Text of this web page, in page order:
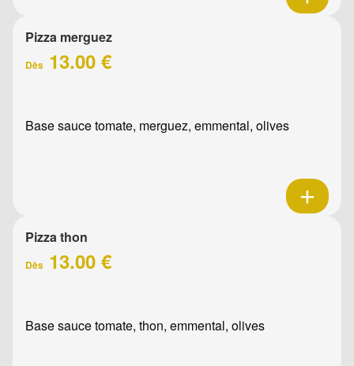
Pizza merguez
Dès 13.00 €
Base sauce tomate, merguez, emmental, olives
Pizza thon
Dès 13.00 €
Base sauce tomate, thon, emmental, olives